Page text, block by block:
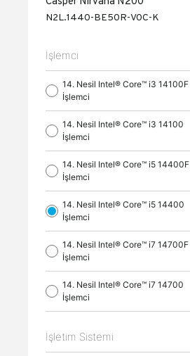
N2L.1440-BE50R-V0C-K
İşlemci
14. Nesil Intel® Core™ i3 14100F
İşlemci
14. Nesil Intel® Core™ i3 14100
İşlemci
14. Nesil Intel® Core™ i5 14400F
İşlemci
14. Nesil Intel® Core™ i5 14400
İşlemci
14. Nesil Intel® Core™ i7 14700F
İşlemci
14. Nesil Intel® Core™ i7 14700
İşlemci
İşletim Sistemi